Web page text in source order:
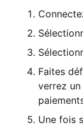
Faites
verrez
Une fois